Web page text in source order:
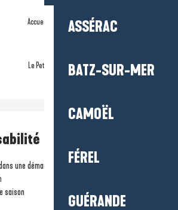
ASSÉRAC
BATZ-SUR-MER
CAMOËL
FÉREL
GUÉRANDE
Accueil vélo
Le Petit Futé
une démarche environnementale
saison